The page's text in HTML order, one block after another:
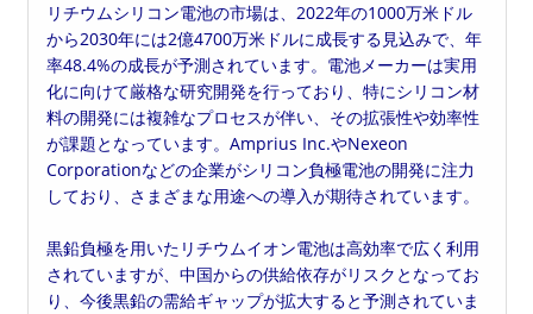
ー:
リチウムシリコン電池の市場は、2022年の1000万米ドル
から2030年には2億4700万米ドルに成長する見込みで、年
率48.4%の成長が予測されています。電池メーカーは実用
化に向けて厳格な研究開発を行っており、特にシリコン材
料の開発には複雑なプロセスが伴い、その拡張性や効率性
が課題となっています。Amprius Inc.やNexeon
Corporationなどの企業がシリコン負極電池の開発に注力
しており、さまざまな用途への導入が期待されています。
黒鉛負極を用いたリチウムイオン電池は高効率で広く利用
されていますが、中国からの供給依存がリスクとなってお
り、今後黒鉛の需給ギャップが拡大すると予測されていま